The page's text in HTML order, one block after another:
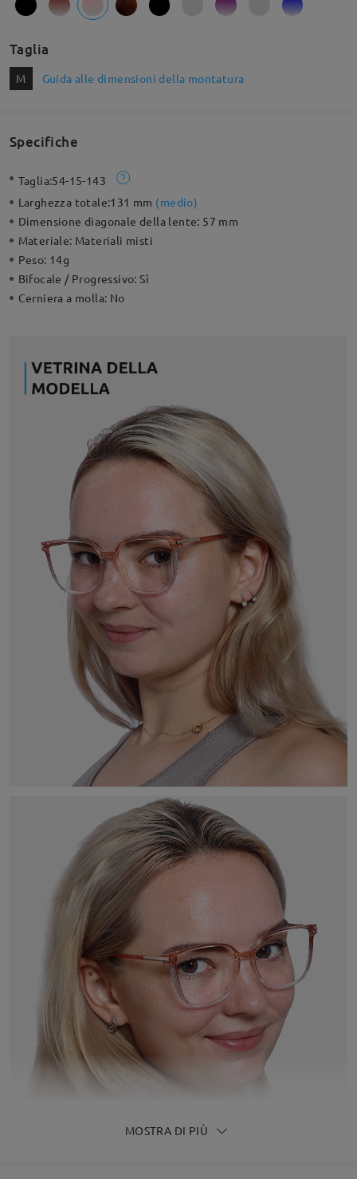
Taglia
M Guida alle dimensioni della montatura
Specifiche
Taglia:54-15-143
Larghezza totale:131 mm (medio)
Dimensione diagonale della lente: 57 mm
Materiale: Materiali misti
Peso: 14g
Bifocale / Progressivo:Sì
Cerniera a molla: No
MOSTRA DI PIÙ